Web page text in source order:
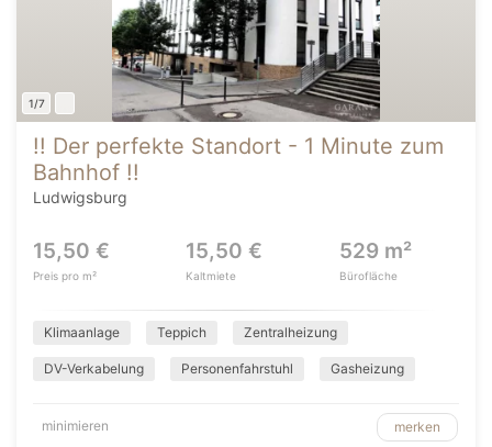
1/7
!! Der perfekte Standort - 1 Minute zum
Bahnhof !!
Ludwigsburg
15,50 €
Preis pro m²
15,50 €
Kaltmiete
529 m²
Bürofläche
Klimaanlage Teppich Zentralheizung
DV-Verkabelung Personenfahrstuhl Gasheizung
minimieren merken